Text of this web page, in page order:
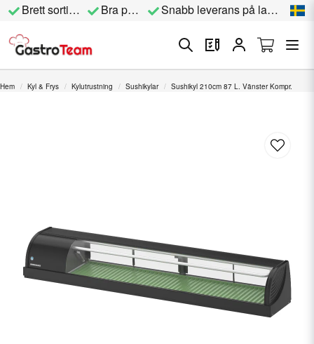
Brett sortiment Bra priser Snabb leverans på lagervara
Hem Kyl & Frys Kylutrustning Sushikylar Sushikyl 210cm 87 L. Vänster Kompr.